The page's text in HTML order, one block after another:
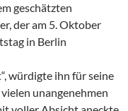
geschätzten
der am 5. Oktober
in Berlin
würdigte ihn für seine
unangenehmen